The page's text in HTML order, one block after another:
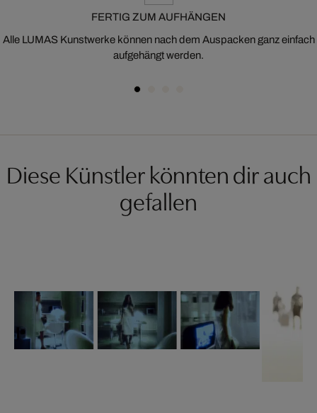
FERTIG ZUM AUFHÄNGEN
Alle LUMAS Kunstwerke können nach dem Auspacken ganz einfach
aufgehängt werden.
Diese Künstler könnten dir auch
gefallen